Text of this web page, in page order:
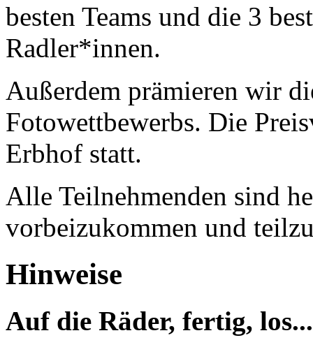
besten Teams und die 3
Radler*innen.
Außerdem prämieren wir
Fotowettbewerbs. Die
Erbhof statt.
Alle Teilnehmenden sind
vorbeizukommen und
Hinweise
Auf die Räder, fertig, los...